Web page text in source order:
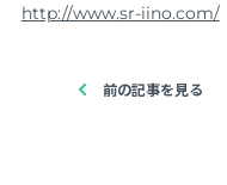
http://www.sr-iino.com/
前の記事を見る